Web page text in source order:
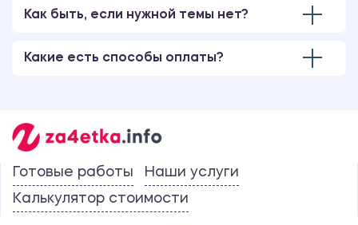
Как быть, если нужной темы нет?
Какие есть способы оплаты?
Готовые работы
Наши услуги
Калькулятор стоимости